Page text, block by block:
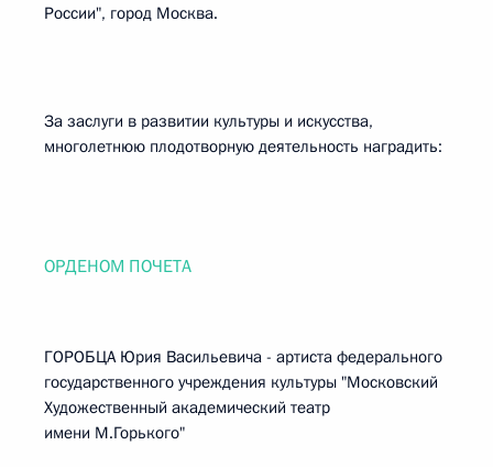
России", город Москва.
За заслуги в развитии культуры и искусства,
многолетнюю плодотворную деятельность наградить:
ОРДЕНОМ ПОЧЕТА
ГОРОБЦА Юрия Васильевича - артиста федерального
государственного учреждения культуры "Московский
Художественный академический театр
имени М.Горького"